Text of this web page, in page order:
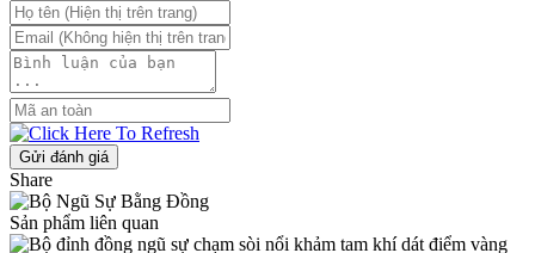
Gửi đánh giá
Share
Sản phẩm liên quan